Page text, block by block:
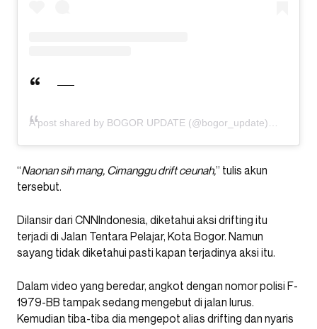
A post shared by BOGOR UPDATE (@bogor_update)
“Naonan sih mang, Cimanggu drift ceunah,” tulis akun
tersebut.
Dilansir dari CNNIndonesia, diketahui aksi drifting itu
terjadi di Jalan Tentara Pelajar, Kota Bogor. Namun
sayang tidak diketahui pasti kapan terjadinya aksi itu.
Dalam video yang beredar, angkot dengan nomor polisi F-
1979-BB tampak sedang mengebut di jalan lurus.
Kemudian tiba-tiba dia mengepot alias drifting dan nyaris